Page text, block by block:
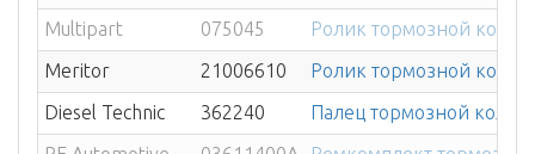
Multipart
075045
Ролик тормозной
Meritor
21006610
Ролик тормозной
Diesel Technic
362240
Палец тормозной